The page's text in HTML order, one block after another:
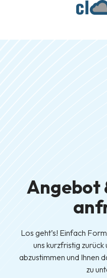
Angebot
Los geht’s! Einfach
uns kurzfristig
abzustimmen und Ihnen
zu